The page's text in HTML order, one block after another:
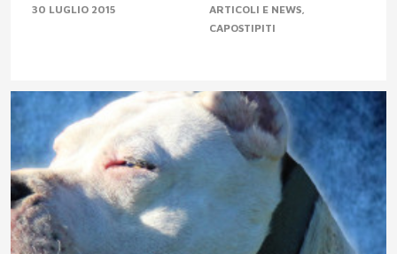
30 LUGLIO 2015
ARTICOLI E NEWS
CAPOSTIPITI